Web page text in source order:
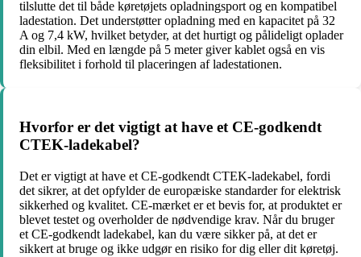
tilslutte det til både køretøjets opladningsport og en kompatibel
ladestation. Det understøtter opladning med en kapacitet på 32
A og 7,4 kW, hvilket betyder, at det hurtigt og pålideligt oplader
din elbil. Med en længde på 5 meter giver kablet også en vis
fleksibilitet i forhold til placeringen af ladestationen.
Hvorfor er det vigtigt at have et CE-godkendt
CTEK-ladekabel?
Det er vigtigt at have et CE-godkendt CTEK-ladekabel, fordi
det sikrer, at det opfylder de europæiske standarder for elektrisk
sikkerhed og kvalitet. CE-mærket er et bevis for, at produktet er
blevet testet og overholder de nødvendige krav. Når du bruger
et CE-godkendt ladekabel, kan du være sikker på, at det er
sikkert at bruge og ikke udgør en risiko for dig eller dit køretøj.